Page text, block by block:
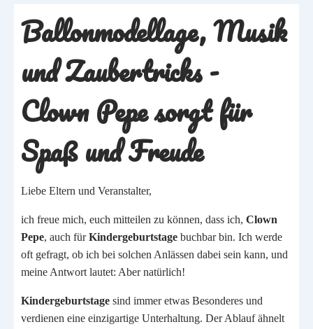
Ballonmodellage, Musik
und Zaubertricks -
Clown Pepe sorgt für
Spaß und Freude
Liebe Eltern und Veranstalter,
ich freue mich, euch mitteilen zu können, dass ich, Clown
Pepe, auch fürKindergeburtstage buchbar bin. Ich werde
oft gefragt, ob ich bei solchen Anlässen dabei sein kann, und
meine Antwort lautet: Aber natürlich!
Kindergeburtstage sind immer etwas Besonderes und
verdienen eine einzigartige Unterhaltung. Der Ablauf ähnelt